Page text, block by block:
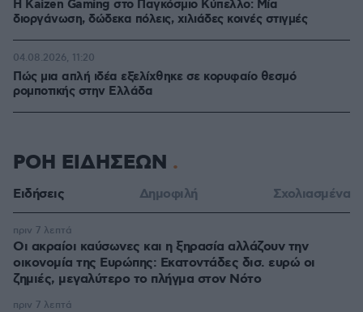
H Kaizen Gaming στο Παγκόσμιο Kύπελλο: Μία
διοργάνωση, δώδεκα πόλεις, χιλιάδες κοινές στιγμές
Πώς μια απλή ιδέα εξελίχθηκε σε κορυφαίο θεσμό
ρομποτικής στην Ελλάδα
04.08.2026, 11:20
ΡΟΗ ΕΙΔΗΣΕΩΝ
Ειδήσεις Δημοφιλή Σχολιασμένα
Οι ακραίοι καύσωνες και η ξηρασία αλλάζουν την
οικονομία της Ευρώπης: Εκατοντάδες δισ. ευρώ οι
ζημιές, μεγαλύτερο το πλήγμα στον Νότο
πριν 7 λεπτά
πριν 7 λεπτά